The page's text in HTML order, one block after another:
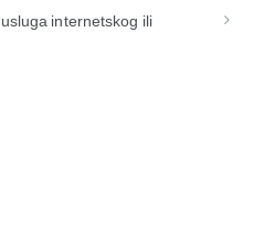
internetskog ili